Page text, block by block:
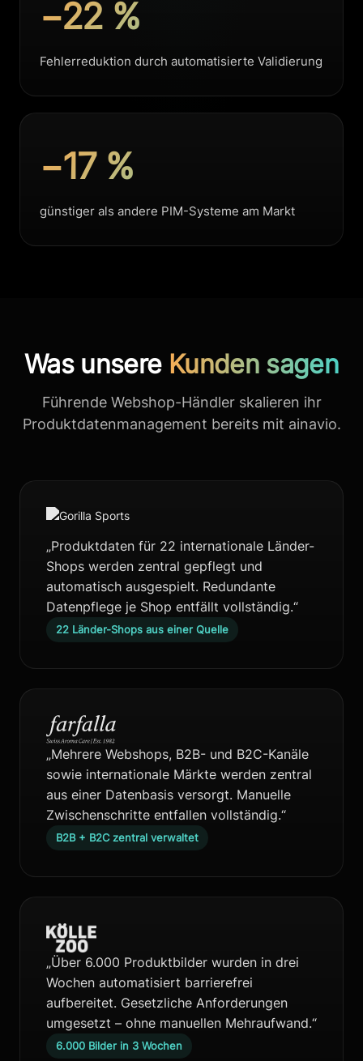
−22 %
Fehlerreduktion durch automatisierte Validierung
−17 %
günstiger als andere PIM-Systeme am Markt
Was unsere Kunden sagen
Führende Webshop-Händler skalieren ihr
Produktdatenmanagement bereits mit ainavio.
„Produktdaten für 22 internationale Länder-
Shops werden zentral gepflegt und
automatisch ausgespielt. Redundante
Datenpflege je Shop entfällt vollständig.“
22 Länder-Shops aus einer Quelle
„Mehrere Webshops, B2B- und B2C-Kanäle
sowie internationale Märkte werden zentral
aus einer Datenbasis versorgt. Manuelle
Zwischenschritte entfallen vollständig.“
B2B + B2C zentral verwaltet
„Über 6.000 Produktbilder wurden in drei
Wochen automatisiert barrierefrei
aufbereitet. Gesetzliche Anforderungen
umgesetzt – ohne manuellen Mehraufwand.“
6.000 Bilder in 3 Wochen